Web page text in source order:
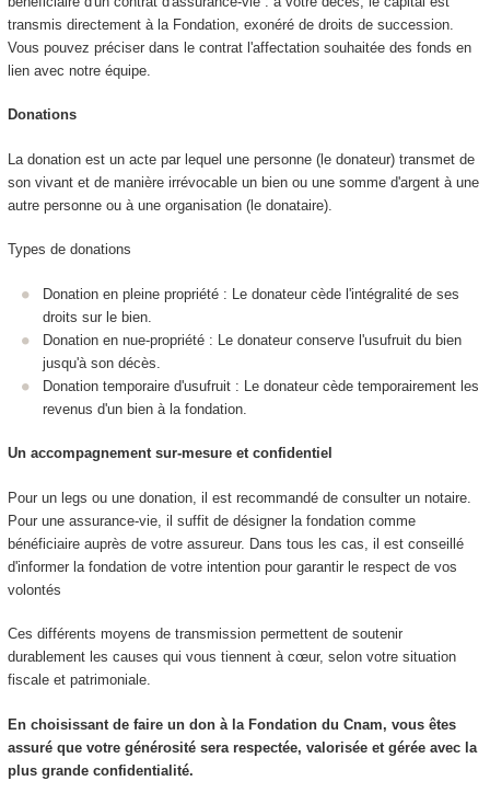
transmis directement à la Fondation, exonéré de droits de succession.
Vous pouvez préciser dans le contrat l'affectation souhaitée des fonds en
lien avec notre équipe.
Donations
La donation est un acte par lequel une personne (le donateur) transmet de
son vivant et de manière irrévocable un bien ou une somme d'argent à une
autre personne ou à une organisation (le donataire).
Types de donations
Donation en pleine propriété : Le donateur cède l'intégralité de ses
droits sur le bien.
Donation en nue-propriété : Le donateur conserve l'usufruit du bien
jusqu'à son décès.
Donation temporaire d'usufruit : Le donateur cède temporairement les
revenus d'un bien à la fondation.
Un accompagnement sur-mesure et confidentiel
Pour un legs ou une donation, il est recommandé de consulter un notaire.
Pour une assurance-vie, il suffit de désigner la fondation comme
bénéficiaire auprès de votre assureur. Dans tous les cas, il est conseillé
d'informer la fondation de votre intention pour garantir le respect de vos
volontés
Ces différents moyens de transmission permettent de soutenir
durablement les causes qui vous tiennent à cœur, selon votre situation
fiscale et patrimoniale.
En choisissant de faire un don à la Fondation du Cnam, vous êtes
assuré que votre générosité sera respectée, valorisée et gérée avec la
plus grande confidentialité.